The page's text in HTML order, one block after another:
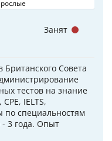
Совета
тестов на знание
IELTS,
по специальностям
3 года. Опыт
Занят